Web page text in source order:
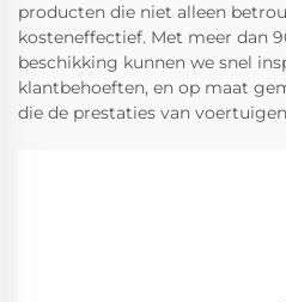
producten die niet alleen
kosteneffectief. Met meer dan
beschikking kunnen we snel
klantbehoeften, en op maat
die de prestaties van